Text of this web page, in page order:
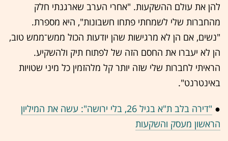
להן את עולם ההשקעות. "אחרי הערב שארגנתי חלק
מהחברות שלי לשמחתי פתחו חשבונות", היא מספרת.
"נשים, אם הן לא מרגישות שהן יודעות הכול ממש־ממש טוב,
הן לא יעברו את החסם הזה של לפתוח תיק ולהשקיע.
הראיתי לחברות שלי שזה יותר קל מלהזמין כל מיני שטויות
באינטרנט".
●
"דירה בלב ת"א בגיל 26, בלי ירושה": עשה את המיליון
הראשון מעסק והשקעות